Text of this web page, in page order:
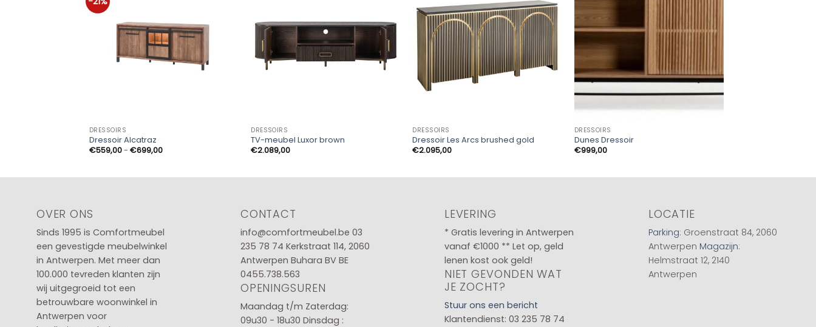
DRESSOIRS
Dressoir Alcatraz
€559,00- €699,00Prijsklasse:
DRESSOIRS
TV-meubel Luxor brown
€2.089,00
DRESSOIRS
Dressoir Les Arcs brushed gold
€2.095,00
DRESSOIRS
Dunes Dressoir
€999,00
OVER ONS
Sinds 1995 is Comfortmeubel
een gevestigde meubelwinkel
in Antwerpen. Met meer dan
100.000 tevreden klanten zijn
wij uitgegroeid tot een
betrouwbare woonwinkel in
Antwerpen voor
CONTACT
info@comfortmeubel.be 03
235 78 74 Kerkstraat 114, 2060
Antwerpen Buhara BV BE
0455.738.563
OPENINGSUREN
Maandag t/m Zaterdag:
09u30 - 18u30 Dinsdag :
LEVERING
* Gratis levering in Antwerpen
vanaf €1000 ** Let op, geld
lenen kost ook geld!
NIET GEVONDEN WAT
JE ZOCHT?
Stuur ons een bericht
Klantendienst: 03 235 78 74
LOCATIE
Parking: Groenstraat 84, 2060
Antwerpen Magazijn:
Helmstraat 12, 2140
Antwerpen